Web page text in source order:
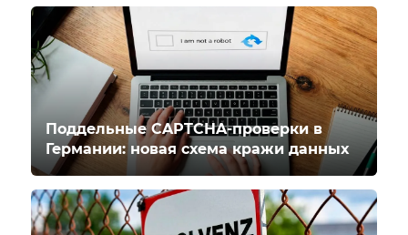
Поддельные CAPTCHA-проверки в
Германии: новая схема кражи данных